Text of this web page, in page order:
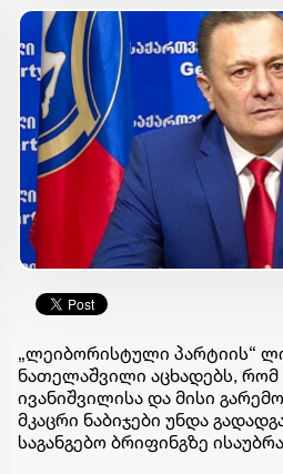
„ლეიბორისტული პარტიის“
ნათელაშვილი აცხადებს, რომ
ივანიშვილისა და მისი
მკაცრი ნაბიჯები უნდა
საგანგებო ბრიფინგზე